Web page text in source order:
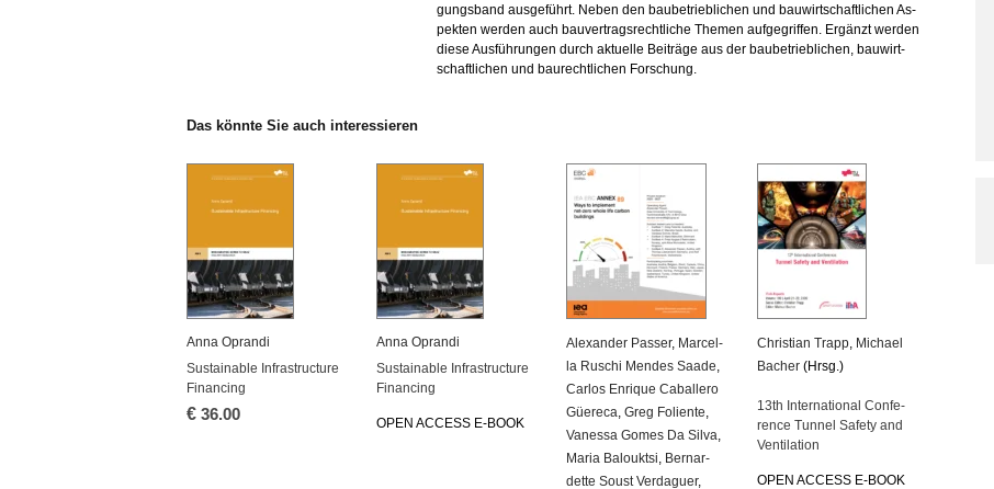
gungs­band aus­ge­führt. Neben den bau­be­trieb­li­chen und bau­wirt­schaft­li­chen As­
pek­ten wer­den auch bau­ver­trags­recht­li­che The­men auf­ge­grif­fen. Er­gänzt wer­den
diese Aus­füh­run­gen durch ak­tu­el­le Bei­trä­ge aus der bau­be­trieb­li­chen, bau­wirt­
schaft­li­chen und bau­recht­li­chen For­schung.
Das könn­te Sie auch in­ter­es­sie­ren
Anna Opran­di
Sustainable In­fra­struc­tu­re
Fi­nan­cing
€ 36.00
Anna Opran­di
Sustainable In­fra­struc­tu­re
Fi­nan­cing
OPEN AC­CESS E-BOOK
Alex­an­der Pas­ser, Mar­cel­
la Ru­schi Men­des Saade
Car­los En­ri­que Ca­bal­le­ro
Güe­re­ca ,Greg Fo­li­en­te
Va­nes­sa Gomes Da Silva
Maria Ba­loukt­si Ber­nar­
det­te Soust Ver­da­guer,
Chris­ti­an Trapp, Mi­cha­el
Ba­cher(Hrsg.)
13th In­ter­na­tio­nal Con­fe­
rence Tun­nel Safe­ty and
Ven­ti­la­ti­on
OPEN AC­CESS E-BOOK